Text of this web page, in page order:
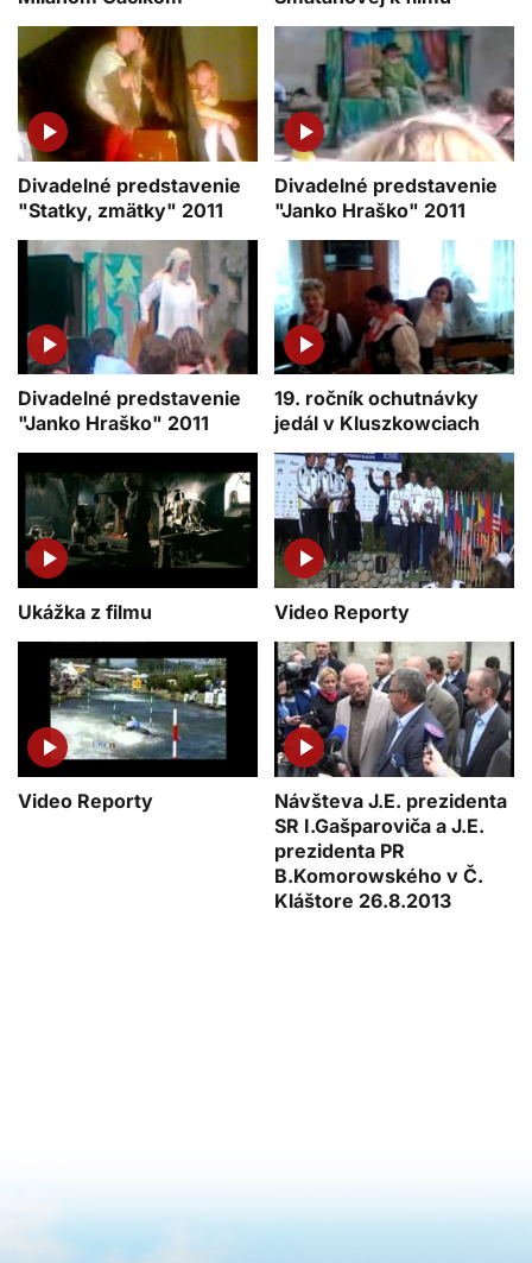
Divadelné predstavenie
"Statky, zmätky" 2011
Divadelné predstavenie
"Janko Hraško" 2011
Divadelné predstavenie
"Janko Hraško" 2011
19. ročník ochutnávky
jedál v Kluszkowciach
Ukážka z filmu Video Reporty
Video Reporty
Návšteva J.E. prezidenta
SR I.Gašparoviča a J.E.
prezidenta PR
B.Komorowského v Č.
Kláštore 26.8.2013